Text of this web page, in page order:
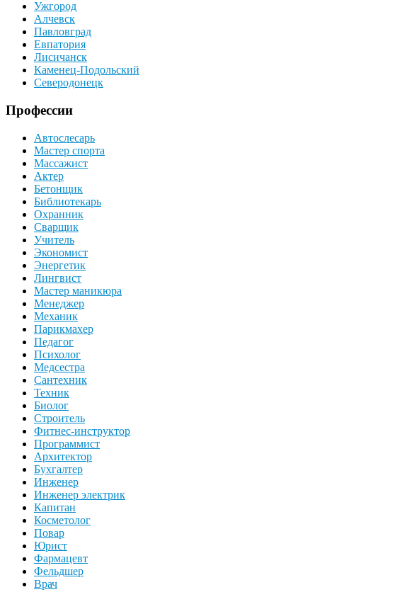
Ужгород
Алчевск
Павловград
Евпатория
Лисичанск
Каменец-Подольский
Северодонецк
Профессии
Автослесарь
Мастер спорта
Массажист
Актер
Бетонщик
Библиотекарь
Охранник
Сварщик
Учитель
Экономист
Энергетик
Лингвист
Мастер маникюра
Менеджер
Механик
Парикмахер
Педагог
Психолог
Медсестра
Сантехник
Техник
Биолог
Строитель
Фитнес-инструктор
Программист
Архитектор
Бухгалтер
Инженер
Инженер электрик
Капитан
Косметолог
Повар
Юрист
Фармацевт
Фельдшер
Врач